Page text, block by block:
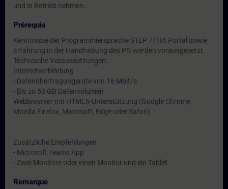
und in Betrieb nehmen.
Prérequis
Kenntnisse der Programmiersprache STEP 7/TIA Portal sowie
Erfahrung in der Handhabung des PG werden vorausgesetzt.
Technische Voraussetzungen:
Internetverbindung
- Datenübertragungsrate von 16 Mbit/s
- Bis zu 50 GB Datenvolumen
Webbrowser mit HTML5-Unterstützung (Google Chrome,
Mozilla Firefox, Microsoft, Edge oder Safari)
Zusätzliche Empfehlungen
- Microsoft Teams App
- Zwei Monitore oder einen Monitor und ein Tablet
Remarque